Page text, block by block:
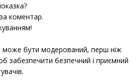
коментар.
бути модерований, перш ніж
забезпечити безпечний і приємний